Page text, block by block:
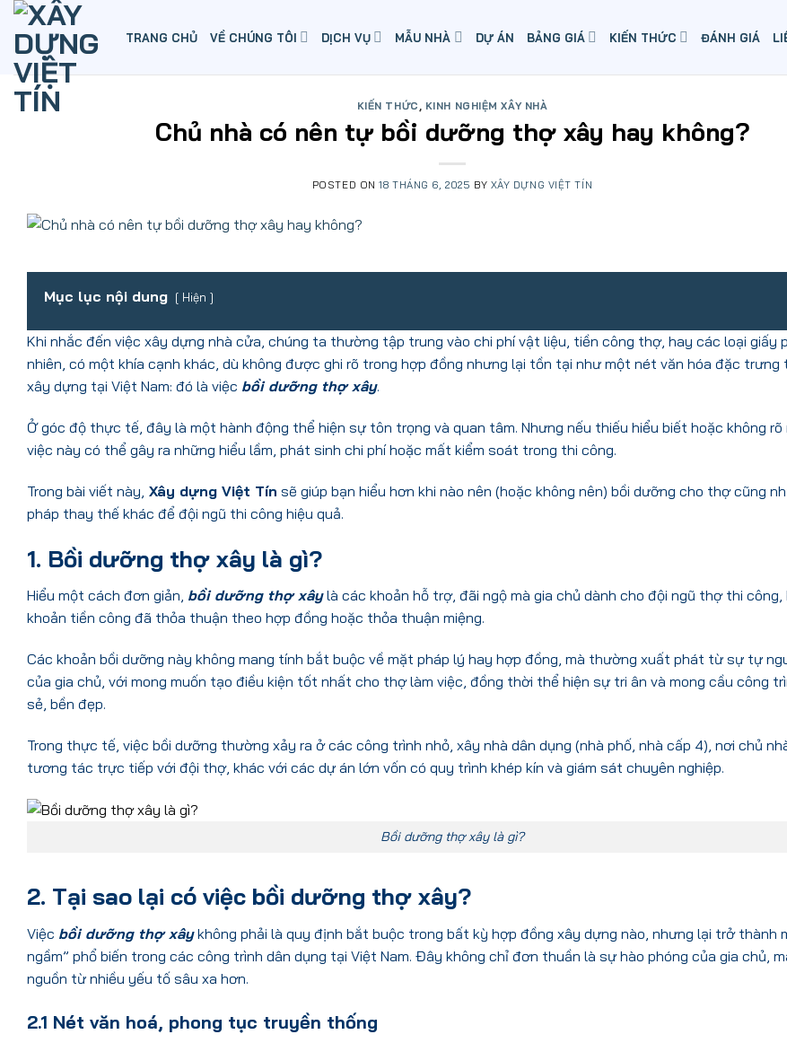
Skip
content
TRANG CHỦ VỀ CHÚNG TÔI DỊCH VỤ MẪU NHÀ DỰ ÁN BẢNG GIÁ KIẾN THỨC ĐÁNH GIÁ
KIẾN THỨC , KINH NGHIỆM XÂY NHÀ
Chủ nhà có nên tự bồi dưỡng thợ xây hay không?
POSTED ON18 THÁNG 6, 2025 BY XÂY DỰNG VIỆT TÍN
Mục lục nội dung Hiện
Khi nhắc đến việc xây dựng nhà cửa, chúng ta thường tập trung vào chi phí vật liệu, tiền công thợ, hay các loại giấy
nhiên, có một khía cạnh khác, dù không được ghi rõ trong hợp đồng nhưng lại tồn tại như một nét văn hóa đặc trưng
xây dựng tại Việt Nam: đó là việc bồi dưỡng thợ xây.
Ở góc độ thực tế, đây là một hành động thể hiện sự tôn trọng và quan tâm. Nhưng nếu thiếu hiểu biết hoặc không rõ
việc này có thể gây ra những hiểu lầm, phát sinh chi phí hoặc mất kiểm soát trong thi công.
Trong bài viết này, Xây dựng Việt Tín sẽ giúp bạn hiểu hơn khi nào nên (hoặc không nên) bồi dưỡng cho thợ cũng
pháp thay thế khác để đội ngũ thi công hiệu quả.
1. Bồi dưỡng thợ xây là gì?
Hiểu một cách đơn giản, bồi dưỡng thợ xâylà các khoản hỗ trợ, đãi ngộ mà gia chủ dành cho đội ngũ thợ thi công,
khoản tiền công đã thỏa thuận theo hợp đồng hoặc thỏa thuận miệng.
Các khoản bồi dưỡng này không mang tính bắt buộc về mặt pháp lý hay hợp đồng, mà thường xuất phát từ sự tự
của gia chủ, với mong muốn tạo điều kiện tốt nhất cho thợ làm việc, đồng thời thể hiện sự tri ân và mong cầu công
sẻ, bền đẹp.
Trong thực tế, việc bồi dưỡng thường xảy ra ở các công trình nhỏ, xây nhà dân dụng (nhà phố, nhà cấp 4), nơi chủ
tương tác trực tiếp với đội thợ, khác với các dự án lớn vốn có quy trình khép kín và giám sát chuyên nghiệp.
Bồi dưỡng thợ xây là gì?
2. Tại sao lại có việc bồi dưỡng thợ xây?
Việc bồi dưỡng thợ xâykhông phải là quy định bắt buộc trong bất kỳ hợp đồng xây dựng nào, nhưng lại trở thành
ngầm” phổ biến trong các công trình dân dụng tại Việt Nam. Đây không chỉ đơn thuần là sự hào phóng của gia chủ,
nguồn từ nhiều yếu tố sâu xa hơn.
2.1 Nét văn hoá, phong tục truyền thống